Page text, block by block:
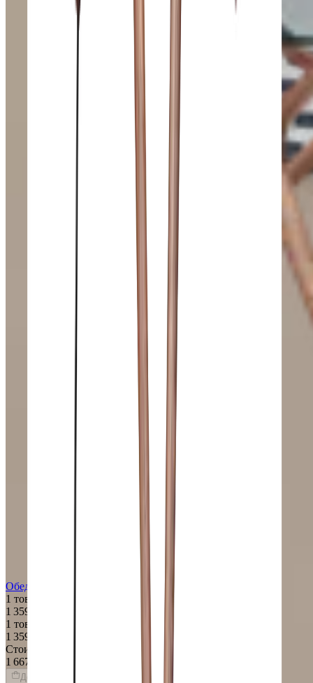
Обеденный стол PORADA Circe
1 товар
1 359 $
1 товар
1 359 $
Стоимость интерьера:
1 667 $
Добавить товары в заказ